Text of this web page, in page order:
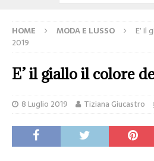
HOME MODA E LUSSO
E’ il
2019
E’ il giallo il colore
8 Luglio 2019 Tiziana Giucastro